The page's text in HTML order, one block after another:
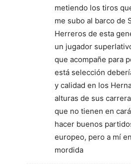
metiendo los tiros
me subo al barco de
Herreros de esta
un jugador
que acompañe para
está selección
y calidad en los
alturas de sus
que no tienen en
hacer buenos
europeo, pero a mí
mordida